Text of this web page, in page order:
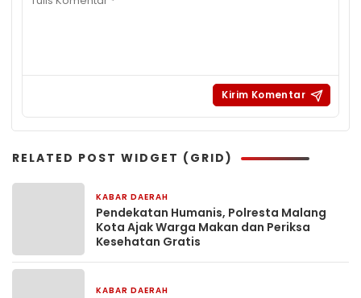
RELATED POST WIDGET (GRID)
KABAR DAERAH
Pendekatan Humanis, Polresta Malang
Kota Ajak Warga Makan dan Periksa
Kesehatan Gratis
KABAR DAERAH